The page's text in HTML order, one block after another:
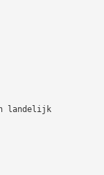
landelijk